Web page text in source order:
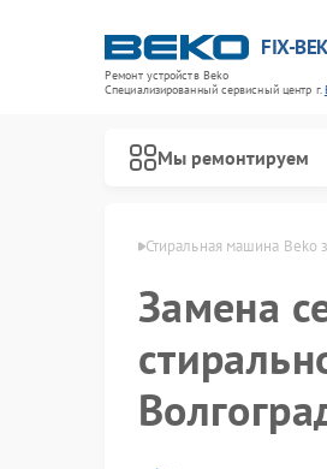
FIX-
Ремонт устройств Beko
Специализированный cервисный центр г.
Мы ремонтируем
Стиральная машина Beko
Замена